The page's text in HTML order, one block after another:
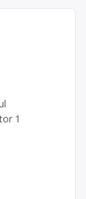
1